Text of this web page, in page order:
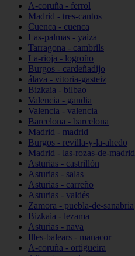
A-coruña - ferrol
Madrid - tres-cantos
Cuenca - cuenca
Las-palmas - yaiza
Tarragona - cambrils
La-rioja - logroño
Burgos - cardeñadijo
álava - vitoria-gasteiz
Bizkaia - bilbao
Valencia - gandia
Valencia - valencia
Barcelona - barcelona
Madrid - madrid
Burgos - revilla-y-la-ahedo
Madrid - las-rozas-de-madrid
Asturias - castrillón
Asturias - salas
Asturias - carreño
Asturias - valdés
Zamora - puebla-de-sanabria
Bizkaia - lezama
Asturias - nava
Illes-balears - manacor
A-coruña - ortigueira